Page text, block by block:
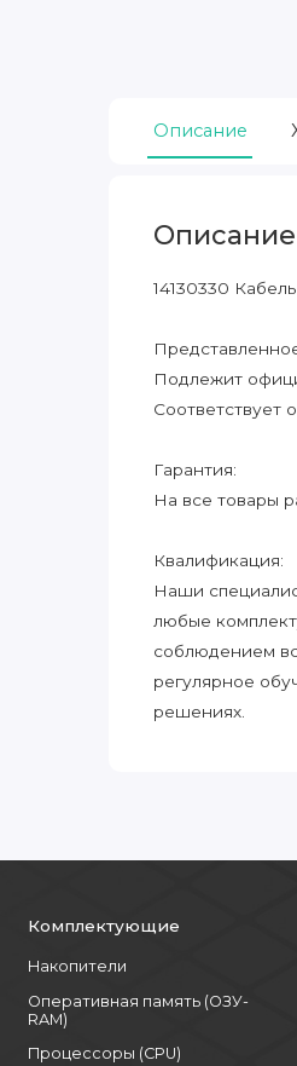
Описание
Описание
14130330
Подлежит
Соответствует
Гарантия:
На все товары
Квалификация:
Наши
любые
соблюдением
регулярное
решениях.
Комплектующие
Накопители
Оперативная память (ОЗУ-
RAM)
Процессоры (CPU)